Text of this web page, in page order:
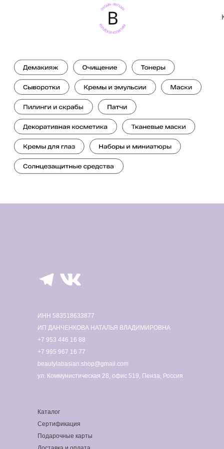
ИНН 583518633877
ИП ДАНЧЕНКОВА НАТАЛЬЯ ВЛАДИМИРОВНА
+7 953 446 16 88
+7 995 967 16 77
beautylabasian.shop@gmail.com
ул. Коммунистическая 28, офис 519, Пенза, Россия
Каталог
Сертификация
Подарочные карты